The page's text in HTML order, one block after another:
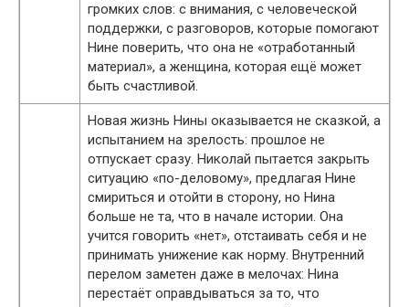
громких слов: с внимания, с человеческой
поддержки, с разговоров, которые помогают
Нине поверить, что она не «отработанный
материал», а женщина, которая ещё может
быть счастливой.
Новая жизнь Нины оказывается не сказкой, а
испытанием на зрелость: прошлое не
отпускает сразу. Николай пытается закрыть
ситуацию «по-деловому», предлагая Нине
смириться и отойти в сторону, но Нина
больше не та, что в начале истории. Она
учится говорить «нет», отстаивать себя и не
принимать унижение как норму. Внутренний
перелом заметен даже в мелочах: Нина
перестаёт оправдываться за то, что